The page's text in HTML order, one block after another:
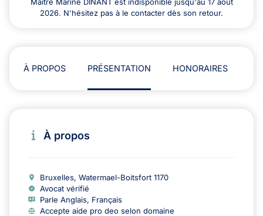
2026. N'hésitez pas à le contacter dès son retour.
À PROPOS PRÉSENTATION HONORAIRES
À propos
Bruxelles, Watermael-Boitsfort 1170
Avocat vérifié
Parle Anglais, Français
Accepte aide pro deo selon domaine